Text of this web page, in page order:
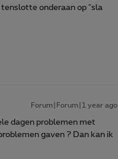
onderaan op "sla
Forum|Forum|1 year ago
dagen problemen met
gaven ? Dan kan ik